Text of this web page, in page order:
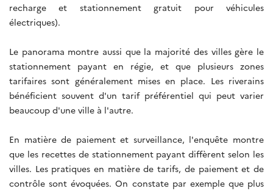
recharge et stationnement gratuit pour véhicules
électriques).
Le panorama montre aussi que la majorité des villes gère le
stationnement payant en régie, et que plusieurs zones
tarifaires sont généralement mises en place. Les riverains
bénéficient souvent d'un tarif préférentiel qui peut varier
beaucoup d'une ville à l'autre.
En matière de paiement et surveillance, l'enquête montre
que les recettes de stationnement payant diffèrent selon les
villes. Les pratiques en matière de tarifs, de paiement et de
contrôle sont évoquées. On constate par exemple que plus